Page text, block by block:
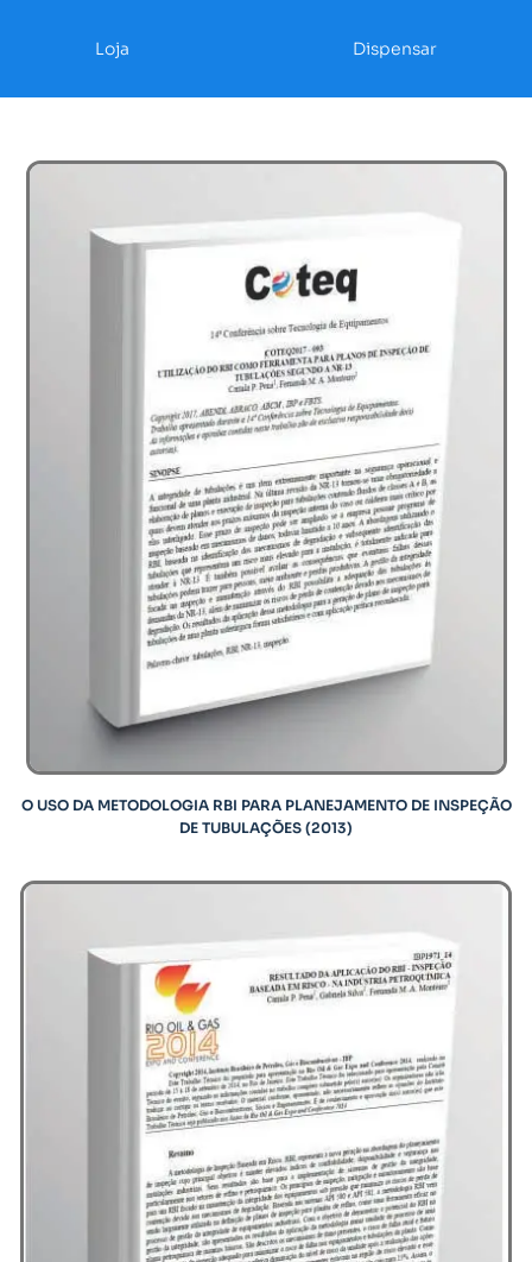
O USO DA METODOLOGIA RBI PARA PLANEJAMENTO DE INSPEÇÃO
DE TUBULAÇÕES (2013)
Loja Dispensar